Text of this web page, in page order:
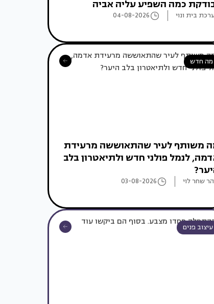
כמה השפיע עליה אביה
בית ונוי 04-08-2026
מה חדש
משותף לעיר שהתאוששה מרעידת
לנמל פולני חדש ולתיאטרון בלב
שחר לוי 03-08-2026
עיצוב פנים